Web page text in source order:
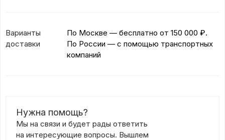
Варианты
доставки
По Москве — бесплатно от 150 000 ₽.
По России — с помощью транспортных
компаний
Нужна помощь?
Мы на связи и будет рады ответить
на интересующие вопросы. Вышлем